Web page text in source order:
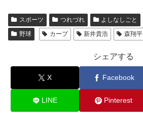
c
e
b
k
tt
er
ail e
スポーツ つれづれ よしなしごと
野球
カープ 新井貴浩 森翔平
シェアする
X Facebook
LINE Pinterest